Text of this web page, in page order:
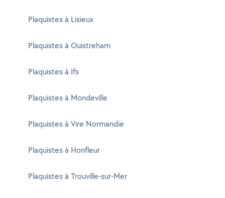
Plaquistes à Lisieux
Plaquistes à Ouistreham
Plaquistes à Ifs
Plaquistes à Mondeville
Plaquistes à Vire Normandie
Plaquistes à Honfleur
Plaquistes à Trouville-sur-Mer